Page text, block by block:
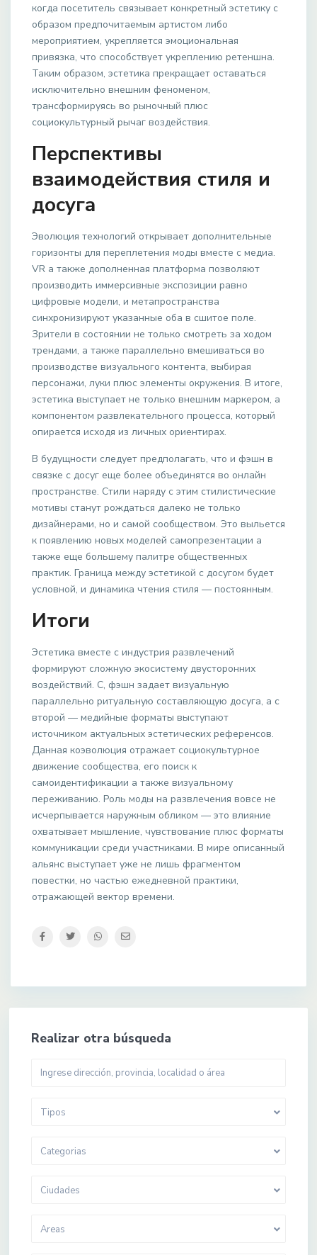
когда посетитель связывает конкретный эстетику с
образом предпочитаемым артистом либо
мероприятием, укрепляется эмоциональная
привязка, что способствует укреплению ретеншна.
Таким образом, эстетика прекращает оставаться
исключительно внешним феноменом,
трансформируясь во рыночный плюс
социокультурный рычаг воздействия.
Перспективы
взаимодействия стиля и
досуга
Эволюция технологий открывает дополнительные
горизонты для переплетения моды вместе с медиа.
VR а также дополненная платформа позволяют
производить иммерсивные экспозиции равно
цифровые модели, и метапространства
синхронизируют указанные оба в сшитое поле.
Зрители в состоянии не только смотреть за ходом
трендами, а также параллельно вмешиваться во
производстве визуального контента, выбирая
персонажи, луки плюс элементы окружения. В итоге,
эстетика выступает не только внешним маркером, а
компонентом развлекательного процесса, который
опирается исходя из личных ориентирах.
В будущности следует предполагать, что и фэшн в
связке с досуг еще более объединятся во онлайн
пространстве. Стили наряду с этим стилистические
мотивы станут рождаться далеко не только
дизайнерами, но и самой сообществом. Это выльется
к появлению новых моделей самопрезентации а
также еще большему палитре общественных
практик. Граница между эстетикой с досугом будет
условной, и динамика чтения стиля — постоянным.
Итоги
Эстетика вместе с индустрия развлечений
формируют сложную экосистему двусторонних
воздействий. С, фэшн задает визуальную
параллельно ритуальную составляющую досуга, а с
второй — медийные форматы выступают
источником актуальных эстетических референсов.
Данная коэволюция отражает социокультурное
движение сообщества, его поиск к
самоидентификации а также визуальному
переживанию. Роль моды на развлечения вовсе не
исчерпывается наружным обликом — это влияние
охватывает мышление, чувствование плюс форматы
коммуникации среди участниками. В мире описанный
альянс выступает уже не лишь фрагментом
повестки, но частью ежедневной практики,
отражающей вектор времени.
Realizar otra búsqueda
Tipos
Categorias
Ciudades
Areas